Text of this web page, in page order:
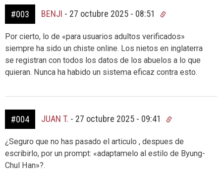
#003 BENJI - 27 octubre 2025 - 08:51
Por cierto, lo de «para usuarios adultos verificados»
siempre ha sido un chiste online. Los nietos en inglaterra
se registran con todos los datos de los abuelos a lo que
quieran. Nunca ha habido un sistema eficaz contra esto.
#004 JUAN T. - 27 octubre 2025 - 09:41
¿Seguro que no has pasado el articulo , despues de
escribirlo, por un prompt: «adaptamelo al estilo de Byung-
Chul Han»?.